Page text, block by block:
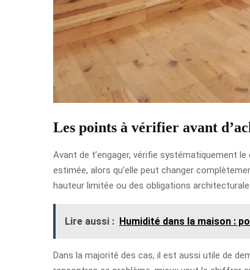
Les points à vérifier avant
Avant de t’engager, vérifie systématiquement
estimée, alors qu’elle peut changer
hauteur limitée ou des obligations
Lire aussi : Humidité dans la maison :
Dans la majorité des cas, il est aussi utile de